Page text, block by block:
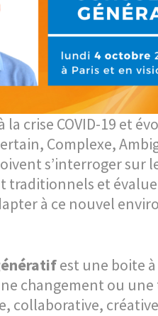
la crise COVID-19 et
Complexe,
s’interroger sur
traditionnels et
à ce nouvel
est une boite
changement ou
collaborative,